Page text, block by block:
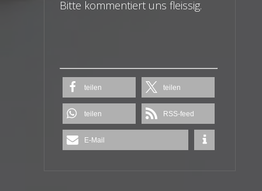
Bitte kommentiert uns fleissig.
teilen teilen
teilen RSS-feed
E-Mail